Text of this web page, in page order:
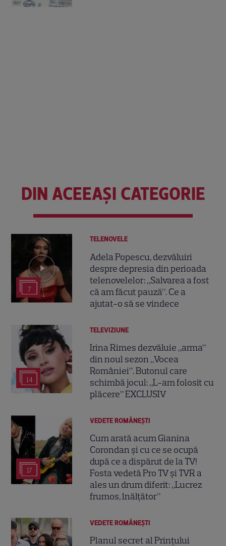
DIN ACEEAȘI CATEGORIE
7
TELENOVELE
Adela Popescu, dezvăluiri
despre depresia din perioada
telenovelelor: „Salvarea a fost
că am făcut pauză”. Ce a
ajutat-o să se vindece
14
TELEVIZIUNE
Irina Rimes dezvăluie „arma”
din noul sezon „Vocea
României”. Butonul care
schimbă jocul: „L-am folosit cu
plăcere” EXCLUSIV
17
VEDETE ROMÂNEŞTI
Cum arată acum Gianina
Corondan și cu ce se ocupă
după ce a dispărut de la TV!
Fosta vedetă Pro TV și TVR a
ales un drum diferit: „Lucrez
frumos, înălțător”
VEDETE ROMÂNEŞTI
Planul secret al Prințului